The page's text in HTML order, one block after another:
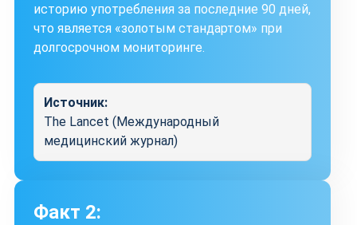
историю употребления за последние 90 дней,
что является «золотым стандартом» при
долгосрочном мониторинге.
Источник:
The Lancet (Международный
медицинский журнал)
Факт 2: